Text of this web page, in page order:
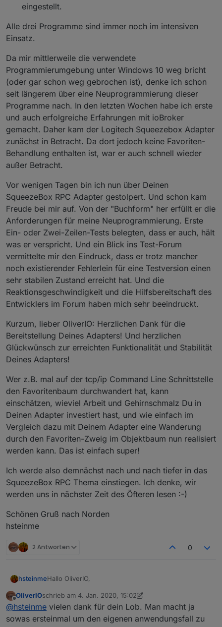
eingestellt.
Alle drei Programme sind immer noch im intensiven
Einsatz.
Da mir mittlerweile die verwendete
Programmierumgebung unter Windows 10 weg bricht
(oder gar schon weg gebrochen ist), denke ich schon
seit längerem über eine Neuprogrammierung dieser
Programme nach. In den letzten Wochen habe ich erste
und auch erfolgreiche Erfahrungen mit ioBroker
gemacht. Daher kam der Logitech Squeezebox Adapter
zunächst in Betracht. Da dort jedoch keine Favoriten-
Behandlung enthalten ist, war er auch schnell wieder
außer Betracht.
Vor wenigen Tagen bin ich nun über Deinen
SqueezeBox RPC Adapter gestolpert. Und schon kam
Freude bei mir auf. Von der "Buchform" her erfüllt er die
Anforderungen für meine Neuprogrammierung. Erste
Ein- oder Zwei-Zeilen-Tests belegten, dass er auch, hält
was er verspricht. Und ein Blick ins Test-Forum
vermittelte mir den Eindruck, dass er trotz mancher
noch existierender Fehlerlein für eine Testversion einen
sehr stabilen Zustand erreicht hat. Und die
Reaktionsgeschwindigkeit und die Hilfsbereitschaft des
Entwicklers im Forum haben mich sehr beeindruckt.
Kurzum, lieber OliverIO: Herzlichen Dank für die
Bereitstellung Deines Adapters! Und herzlichen
Glückwünsch zur erreichten Funktionalität und Stabilität
Deines Adapters!
Wer z.B. mal auf der tcp/ip Command Line Schnittstelle
den Favoritenbaum durchwandert hat, kann
einschätzen, wieviel Arbeit und Gehirnschmalz Du in
Deinen Adapter investiert hast, und wie einfach im
Vergleich dazu mit Deinem Adapter eine Wanderung
durch den Favoriten-Zweig im Objektbaum nun realisiert
werden kann. Das ist einfach super!
Ich werde also demnächst nach und nach tiefer in das
SqueezeBox RPC Thema einstiegen. Ich denke, wir
werden uns in nächster Zeit des Öfteren lesen :-)
Schönen Gruß nach Norden
hsteinme
2 Antworten 0
hsteinmeHallo OliverIO,
seit über 12 Jahren bin ich ein bekennender
SqueezeBox-Anhänger. Ich hatte oder habe noch die
folgenden SqueezeBox-Varianten im Einsatz:
SqueezeBox Classic
Offline
OliverIOschrieb am 4. Jan. 2020, 15:02
zuletzt editiert von OliverIO1. Apr. 2020, 17:38
@hsteinme vielen dank für dein Lob. Man macht ja
sowas ersteinmal um den eigenen anwendungsfall zu